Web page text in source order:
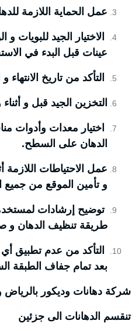
عمل الحماية اللازمة
الاختيار الجيد للبويات
عينات قبل البدء في
التأكد من تاريخ الانتهاء
التخزين الجيد قبل و
اختيار معدات وأدوات
الدهان على السطح.
عمل الاحتياطات اللازمة
و تأمين الموقع من جميع
توضيح إرشادات
طريقة تنظيف الدهان و
التأكد من عدم تطبيق
بعد تمام جفاف الطبقة
شركة دهانات وديكور بالرياض
تنقسم الدهانات الى جزئين